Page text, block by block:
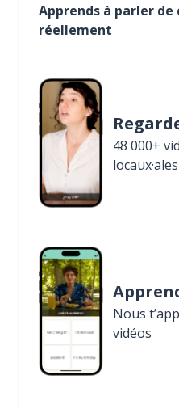
Apprends à parler de
réellement
48 000+
locaux·ales
Nous
vidéos